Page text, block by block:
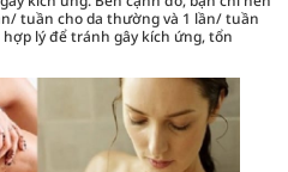
tuần cho da thường và 1 lần/ tuần
lý để tránh gây kích ứng, tổn